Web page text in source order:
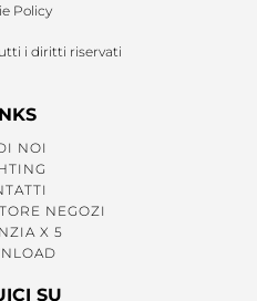
Policy
i diritti riservati
NOI
NEGOZI
X 5
SU